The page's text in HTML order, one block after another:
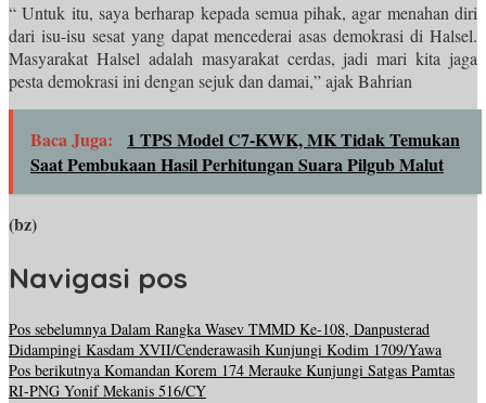
“ Untuk itu, saya berharap kepada semua pihak, agar menahan diri
dari isu-isu sesat yang dapat mencederai asas demokrasi di Halsel.
Masyarakat Halsel adalah masyarakat cerdas, jadi mari kita jaga
pesta demokrasi ini dengan sejuk dan damai,” ajak Bahrian
Baca Juga:
1 TPS Model C7-KWK, MK Tidak Temukan
Saat Pembukaan Hasil Perhitungan Suara Pilgub Malut
(bz)
Navigasi pos
Pos sebelumnya Dalam Rangka Wasev TMMD Ke-108, Danpusterad
Didampingi Kasdam XVII/Cenderawasih Kunjungi Kodim 1709/Yawa
Pos berikutnya Komandan Korem 174 Merauke Kunjungi Satgas Pamtas
RI-PNG Yonif Mekanis 516/CY